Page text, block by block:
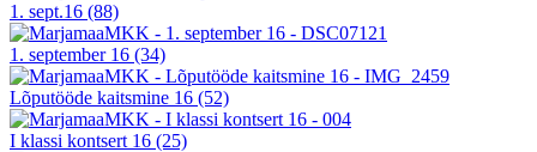
1. sept.16 (88)
1. september 16 (34)
Lõputööde kaitsmine 16 (52)
I klassi kontsert 16 (25)